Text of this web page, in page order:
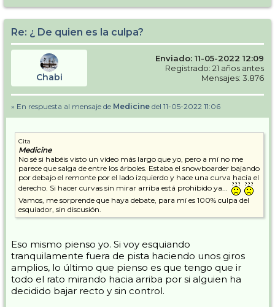
Re: ¿ De quien es la culpa?
Chabi
Enviado: 11-05-2022 12:09
Registrado: 21 años antes
Mensajes: 3.876
» En respuesta al mensaje de Medicine del 11-05-2022 11:06
Cita
Medicine
No sé si habéis visto un vídeo más largo que yo, pero a mí no me
parece que salga de entre los árboles. Estaba el snowboarder bajando
por debajo el remonte por el lado izquierdo y hace una curva hacia el
derecho. Si hacer curvas sin mirar arriba está prohibido ya...
Vamos, me sorprende que haya debate, para mí es 100% culpa del
esquiador, sin discusión.
Eso mismo pienso yo. Si voy esquiando
tranquilamente fuera de pista haciendo unos giros
amplios, lo último que pienso es que tengo que ir
todo el rato mirando hacia arriba por si alguien ha
decidido bajar recto y sin control.